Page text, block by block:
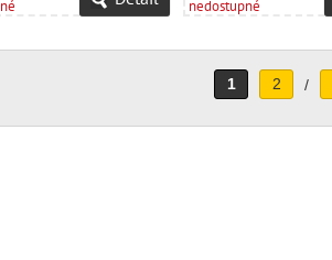
nedostupné
1 2 /